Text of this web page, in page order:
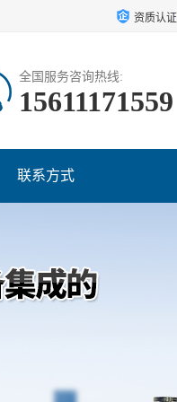
资质认证
全国服务咨询热线:
15611171559
联系方式